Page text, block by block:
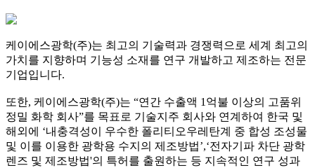
케이에스광학(주)는 최고의 기술력과 경쟁력으로 세계 최고의
가치를 지향하며 기능성 소재를 연구 개발하고 제조하는 전문
기업입니다.
또한, 케이에스광학(주)는 “연간 수출액 1억불 이상의 고품위
정밀 화학 회사”를 목표로 기술지주 회사와 연계하여 한국 및
해외에 ‘내충격성이 우수한 폴리티오우레탄계 중 합성 조성물
및 이를 이용한 광학용 수지의 제조방법’,‘전자기파 차단 광학
렌즈 및 제조방법'의 특허를 출원하는 등 지속적인 연구 성과